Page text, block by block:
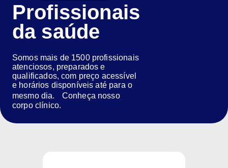
Profissionais
da saúde
Somos mais de 1500 profissionais
atenciosos, preparados e
qualificados, com preço acessível
e horários disponíveis até para o
mesmo dia. Conheça nosso
corpo clínico.